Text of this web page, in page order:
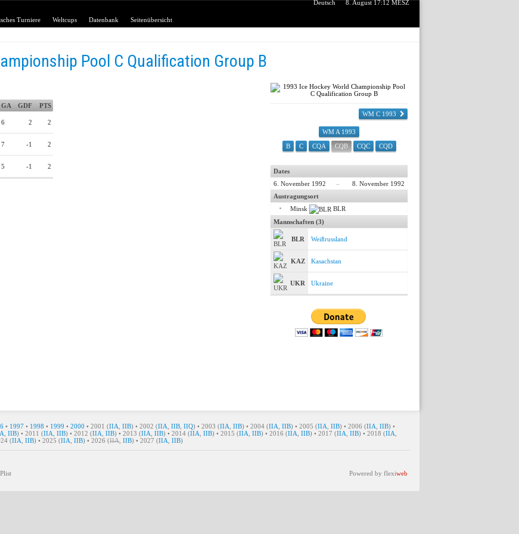
Deutsch 8. August 17:12 MESZ
Turniere Weltcups Datenbank
Seitenübersicht
Pool C Qualification Group B
GA GDF PTS
6 2 2
7 -1 2
5 -1 2
WM C 1993
WM A 1993
B
C CQA CQB CQC CQD
Dates
6. November 1992
–
8. November 1992
Austragungsort
Minsk
BLR
Mannschaften (3)
BLR Weißrussland
KAZ Kasachstan
UKR Ukraine
• 1997 • 1998 • 1999 • 2000 • 2001 (IIA IIB) • 2002 (IIA IIB IIQ) • 2003 (IIA IIB) • 2004 (IIA IIB) • 2005 (IIA IIB) • 2006 (IIA IIB) •
IIB) • 2011 (IIA IIB) • 2012 (IIA IIB) • 2013 (IIA IIB) • 2014 (IIA IIB) • 2015 (IIA IIB) • 2016 (IIA IIB) • 2017 (IIA IIB) • 2018 (IIA
(IIA IIB) • 2025 (IIA IIB) • 2026 (IIA IIB) • 2027 (IIA IIB)
Powered by flexiweb